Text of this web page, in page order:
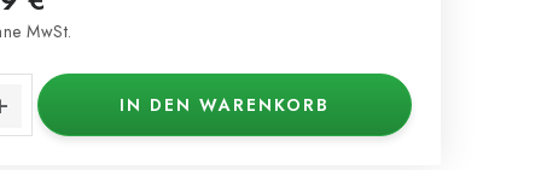
MwSt.
IN DEN WARENKORB